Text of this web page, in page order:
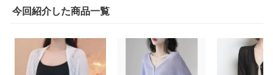
今回紹介した商品一覧